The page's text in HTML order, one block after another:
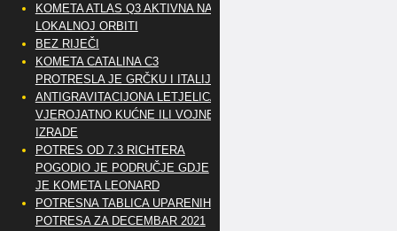
KOMETA ATLAS Q3 AKTIVNA NA
LOKALNOJ ORBITI
BEZ RIJEČI
KOMETA CATALINA C3
PROTRESLA JE GRČKU I ITALIJU
ANTIGRAVITACIJONA LETJELICA
VJEROJATNO KUĆNE ILI VOJNE
IZRADE
POTRES OD 7.3 RICHTERA
POGODIO JE PODRUČJE GDJE
JE KOMETA LEONARD
POTRESNA TABLICA UPARENIH
POTRESA ZA DECEMBAR 2021